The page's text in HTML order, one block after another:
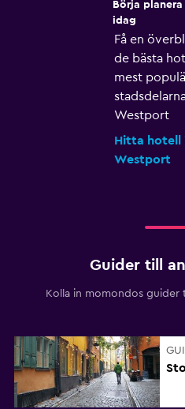
Börja planera
idag
Få en
de bästa
mest
Westport
Hitta hotell
Westport
Guider till
Kolla in momondos guider